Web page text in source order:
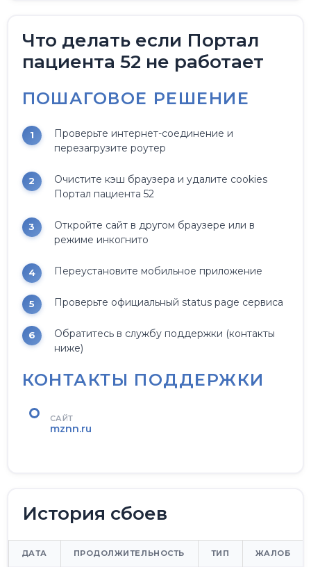
Что делать если Портал
пациента 52 не работает
ПОШАГОВОЕ РЕШЕНИЕ
Проверьте интернет-соединение и
перезагрузите роутер
Очистите кэш браузера и удалите cookies
Портал пациента 52
Откройте сайт в другом браузере или в
режиме инкогнито
Переустановите мобильное приложение
Проверьте официальный status page сервиса
Обратитесь в службу поддержки (контакты
ниже)
КОНТАКТЫ ПОДДЕРЖКИ
САЙТ
mznn.ru
История сбоев
ДАТА ПРОДОЛЖИТЕЛЬНОСТЬ ТИП ЖАЛОБ